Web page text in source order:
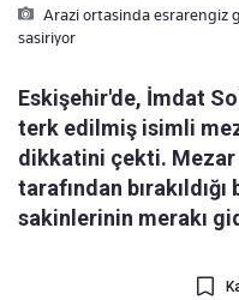
Arazi ortasinda esrarengiz
sasiriyor
Eskişehir'de, İmdat
terk edilmiş isimli
dikkatini çekti. Mezar
tarafından
sakinlerinin merakı